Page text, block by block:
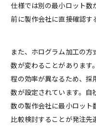
仕様では別の最小ロット
前に製作会社に直接確認す
また、ホログラム加工の方
数が変わることがあります
程の効率が異なるため、採
数が設定されています。自
数の製作会社に最小ロット
比較検討することが発注先